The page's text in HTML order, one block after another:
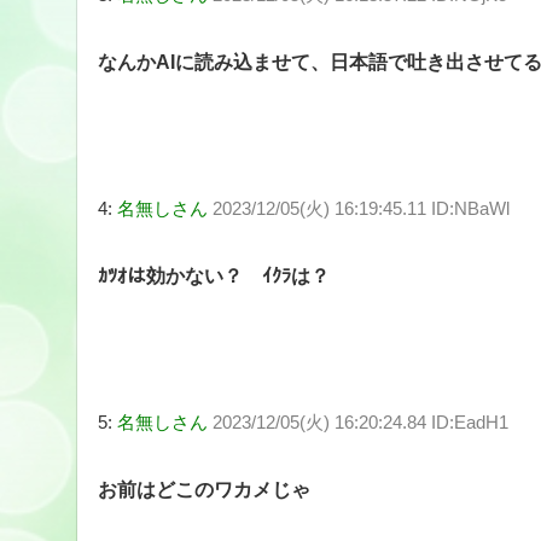
なんかAIに読み込ませて、日本語で吐き出させて
4: 名無しさん 2023/12/05(火) 16:19:45.11 ID:NBaWl
ｶﾂｵは効かない？ ｲｸﾗは？
5: 名無しさん 2023/12/05(火) 16:20:24.84 ID:EadH1
お前はどこのワカメじゃ